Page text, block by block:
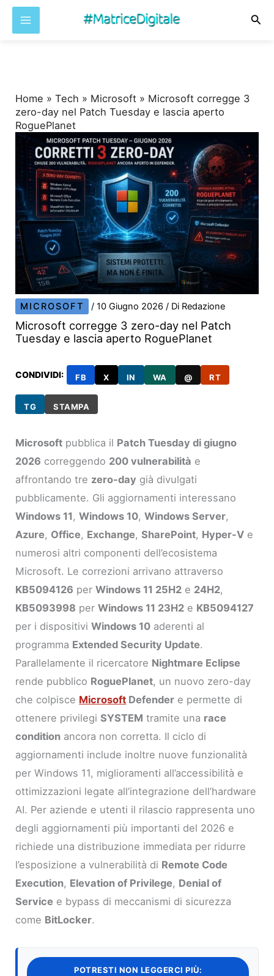
Home »Tech » Microsoft » Microsoft corregge 3
zero-day nel Patch Tuesday e lascia aperto
RoguePlanet
MICROSOFT /10 Giugno 2026/ Di Redazione
Microsoft corregge 3 zero-day nel Patch
Tuesday e lascia aperto RoguePlanet
CONDIVIDI: FB X IN WA @ RT
TG STAMPA
Microsoft pubblica il Patch Tuesday di giugno
2026 correggendo 200 vulnerabilità e
affrontando tre zero-day già divulgati
pubblicamente. Gli aggiornamenti interessano
Windows 11,Windows 10,Windows Server,
Azure, Office, Exchange,SharePoint, Hyper-V e
numerosi altri componenti dell’ecosistema
Microsoft. Le correzioni arrivano attraverso
KB5094126 perWindows 11 25H2 e 24H2,
KB5093998 perWindows 11 23H2 e KB5094127
per i dispositiviWindows 10 aderenti al
programma Extended Security Update.
Parallelamente il ricercatore Nightmare Eclipse
rende pubblico RoguePlanet, un nuovo zero-day
che colpisce Microsoft Defender e permette di
ottenere privilegiSYSTEM tramite una race
condition ancora non corretta. Il ciclo di
aggiornamenti include inoltre nuove funzionalità
per Windows 11, miglioramenti all’accessibilità e
ottimizzazioni legate all’integrazione dell’hardware
AI. Per aziende e utenti il rilascio rappresenta uno
degli aggiornamenti più importanti del 2026 e
richiede una distribuzione immediata per ridurre
l’esposizione a vulnerabilità di Remote Code
Execution, Elevation of Privilege, Denial of
Service e bypass di meccanismi di sicurezza
come BitLocker.
POTRESTI NON LEGGERCI PIÙ: